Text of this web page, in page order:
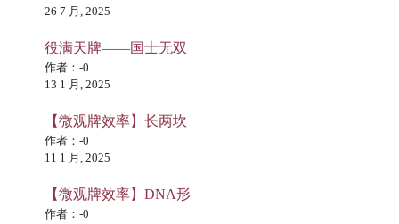
26 7 月, 2025
役满天牌——国士无双
作者：-0
13 1 月, 2025
【微观牌效率】长两坎
作者：-0
11 1 月, 2025
【微观牌效率】DNA形
作者：-0